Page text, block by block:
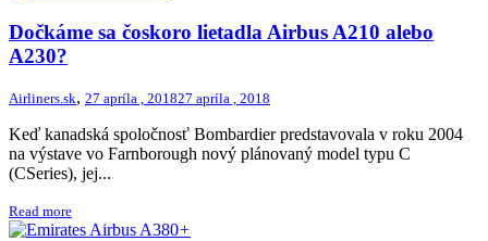
Dočkáme sa čoskoro lietadla Airbus A210 alebo
A230?
Airliners.sk, 27 apríla , 201827 apríla , 2018
Keď kanadská spoločnosť Bombardier predstavovala v roku 2004
na výstave vo Farnborough nový plánovaný model typu C
(CSeries), jej...
Read more
+